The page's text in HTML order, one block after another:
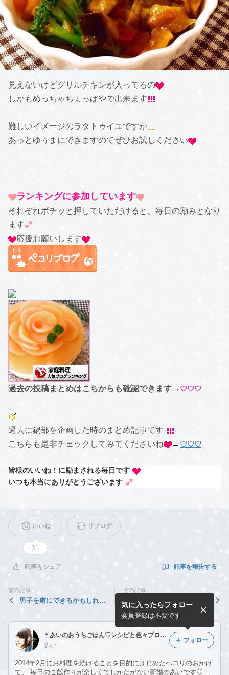
見えないけどグリルチキンが入ってるの
しかもめっちゃちょっぱやで出来ます
難しいイメージのラタトゥイユですが
あっとゆぅまにできますのでぜひお試しください
ランキングに参加しています
それぞれポチッと押していただけると、毎日の励みとなり
ます
応援お願いします
過去の投稿まとめはこちからも確認できます→ ♡♡♡
過去に鍋部を企画した時のまとめ記事です
こちらも是非チェックしてみてくださいね
→ ♡♡♡
皆様のいいね！に励まされる毎日です
いつも本当にありがとうございます
いいね
31
リブログ
記事をシェア 記事を報告する
前の記事
男子を虜にできるかもしれな
次の記事
プチDIY？コストコのディナ
ーロールで♡甘辛チキンバー
ガー♡
＊あいのおうちごはん♡レシピと色々ブログ♡ ＊
あい
2014年2月にお料理を続けることを目的にはじめたペコリのおかげ
で、 毎日のご飯作りが楽しくてしかたがない新婚のあいです♡ 毎
気に入ったらフォロー
会員登録は不要です
フォロー